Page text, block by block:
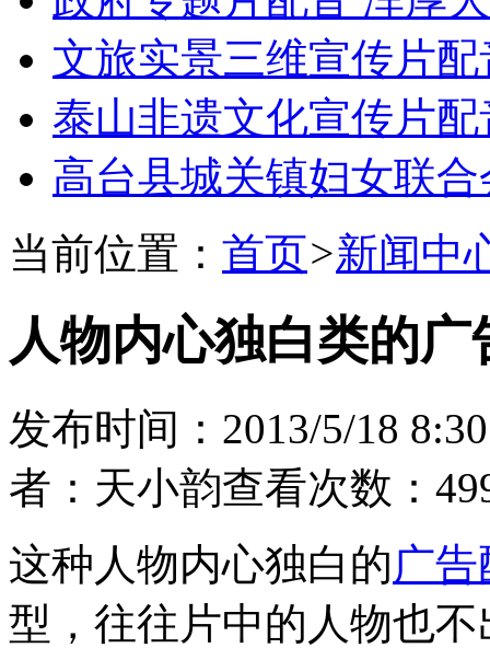
文旅实景三维宣传片
泰山非遗文化宣传片
高台县城关镇妇女联
当前位置： 首页>新闻中
人物内心独白类的
发布时间：2013/5/18
者：天小韵查看次数：
这种人物内心独白的广
型，往往片中的人物也